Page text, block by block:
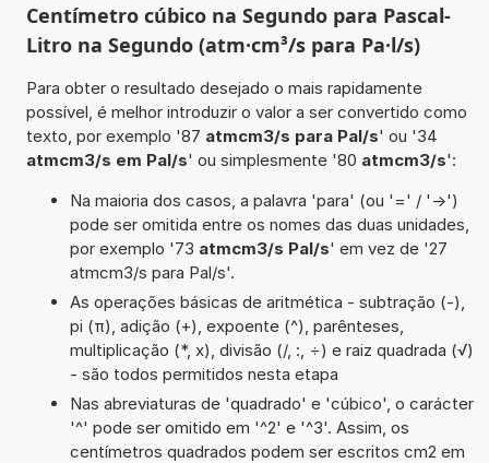
Centímetro cúbico na Segundo para Pascal-
Litro na Segundo (atm·cm³/s para Pa·l/s)
Para obter o resultado desejado o mais rapidamente
possível, é melhor introduzir o valor a ser convertido como
texto, por exemplo '87 atmcm3/s para Pal/s' ou '34
atmcm3/s em Pal/s' ou simplesmente '80 atmcm3/s':
Na maioria dos casos, a palavra 'para' (ou '=' / '->')
pode ser omitida entre os nomes das duas unidades,
por exemplo '73 atmcm3/s Pal/s' em vez de '27
atmcm3/s para Pal/s'.
As operações básicas de aritmética - subtração (-),
pi (π), adição (+), expoente (^), parênteses,
multiplicação (*, x), divisão (/, :, ÷) e raiz quadrada (√)
- são todos permitidos nesta etapa
Nas abreviaturas de 'quadrado' e 'cúbico', o carácter
'^' pode ser omitido em '^2' e '^3'. Assim, os
centímetros quadrados podem ser escritos cm2 em